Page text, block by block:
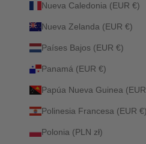
Nueva Caledonia (EUR €)
Nueva Zelanda (EUR €)
Países Bajos (EUR €)
Panamá (EUR €)
Papúa Nueva Guinea
Polinesia Francesa (EUR €)
Polonia (PLN zł)